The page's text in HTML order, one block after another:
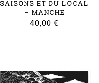
SAISONS ET DU LOCAL
– MANCHE
40,00 €